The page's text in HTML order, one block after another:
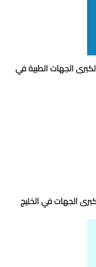
الجهات الطبية في
الجهات في الخليج